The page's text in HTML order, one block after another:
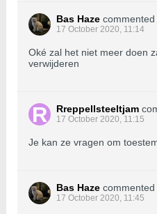
Bas Haze commented
17 October 2020, 11:14
Oké zal het niet meer doen
verwijderen
Rreppellsteeltjam
17 October 2020, 11:15
Je kan ze vragen om
Bas Haze commented
17 October 2020, 11:45